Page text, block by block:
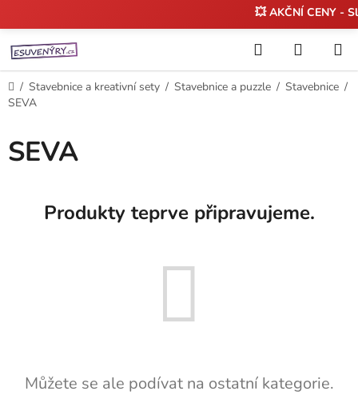
na
obsah
💥 AKČNÍ CENY -
Hledat
KOŠÍK
Domů
/ Stavebnice a kreativní sety / Stavebnice a puzzle / Stavebnice /
SEVA
SEVA
Produkty teprve připravujeme.
Můžete se ale podívat na ostatní kategorie.